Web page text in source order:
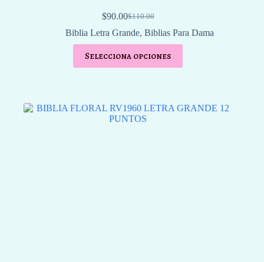
$110.00
El
precio
original
era:
$90.00El
precio
actual
es:
Biblia Letra Grande,Biblias Para Dama
Selecciona opciones